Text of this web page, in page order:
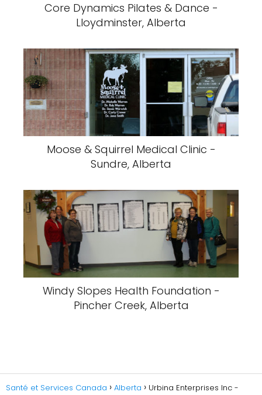
Core Dynamics Pilates & Dance -
Lloydminster, Alberta
Moose & Squirrel Medical Clinic -
Sundre, Alberta
Windy Slopes Health Foundation -
Pincher Creek, Alberta
Santé et Services Canada Alberta Urbina Enterprises Inc -